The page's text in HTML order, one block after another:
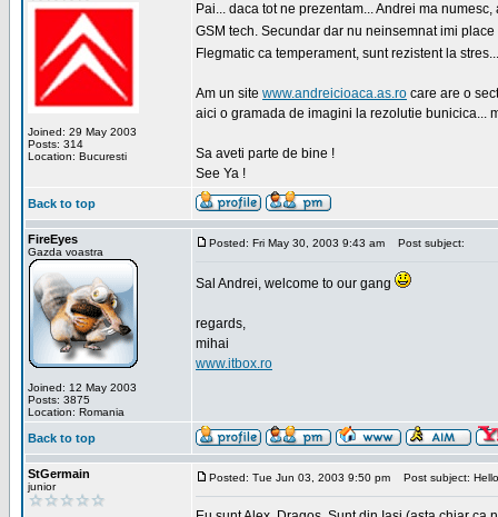
Joined: 29 May 2003
Posts: 314
Location: Bucuresti
Pai... daca tot ne prezentam... Andrei ma
GSM tech. Secundar dar nu neinsemnat imi
Flegmatic ca temperament, sunt rezistent la
Am un site www.andreicioaca.as.ro care are o
aici o gramada de imagini la rezolutie bunicica...
Sa aveti parte de bine !
See Ya !
Back to top
FireEyes
Gazda voastra
Joined: 12 May 2003
Posts: 3875
Location: Romania
Posted: Fri May 30, 2003 9:43 am Post subject:
Sal Andrei, welcome to our gang
regards,
mihai
www.itbox.ro
Back to top
StGermain
junior
Posted: Tue Jun 03, 2003 9:50 pm Post subject: